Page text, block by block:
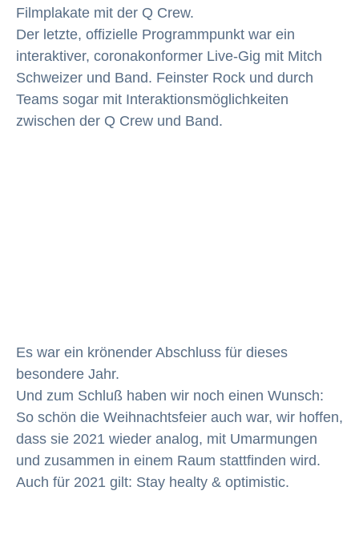
Filmplakate mit der Q Crew.
Der letzte, offizielle Programmpunkt war ein
interaktiver, coronakonformer Live-Gig mit Mitch
Schweizer und Band. Feinster Rock und durch
Teams sogar mit Interaktionsmöglichkeiten
zwischen der Q Crew und Band.
Es war ein krönender Abschluss für dieses
besondere Jahr.
Und zum Schluß haben wir noch einen Wunsch:
So schön die Weihnachtsfeier auch war, wir hoffen,
dass sie 2021 wieder analog, mit Umarmungen
und zusammen in einem Raum stattfinden wird.
Auch für 2021 gilt: Stay healty & optimistic.